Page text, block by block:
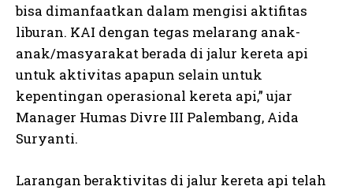
bisa dimanfaatkan dalam mengisi aktifitas
liburan. KAI dengan tegas melarang anak-
anak/masyarakat berada di jalur kereta api
untuk aktivitas apapun selain untuk
kepentingan operasional kereta api,” ujar
Manager Humas Divre III Palembang, Aida
Suryanti.
Larangan beraktivitas di jalur kereta api telah